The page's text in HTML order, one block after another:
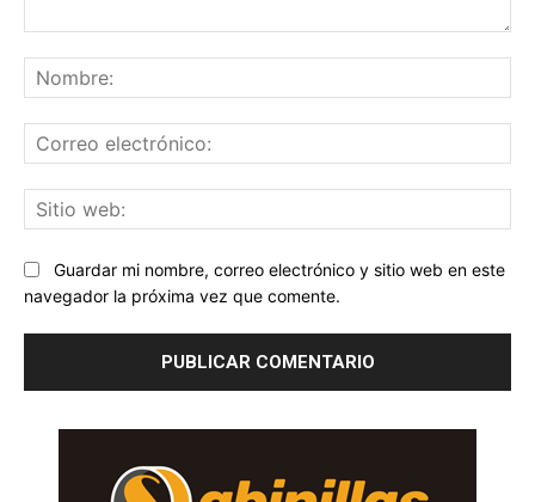
Guardar mi nombre, correo electrónico y sitio web en este
navegador la próxima vez que comente.